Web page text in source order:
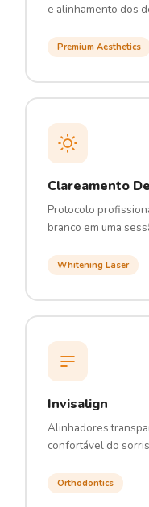
e alinhamento dos
Premium Aesthetics
Clareamento
Protocolo
branco em uma
Whitening Laser
Invisalign
Alinhadores
confortável do
Orthodontics